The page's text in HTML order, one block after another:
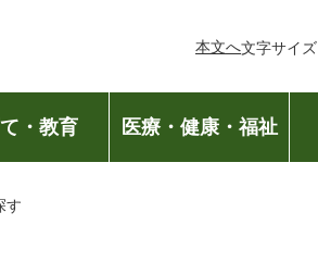
本文へ文字サイズ
・教育 医療・健康・福祉
す